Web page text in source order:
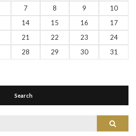
7 8 9
10
14 15 16
17
21 22 23
24
28 29 30
31
Search